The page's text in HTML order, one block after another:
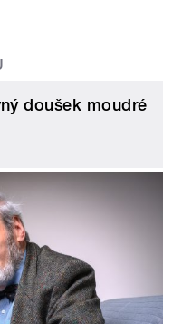
doušek moudré